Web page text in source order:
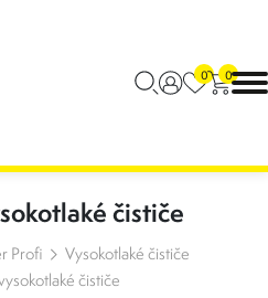
0 0
čističe
Profi
Vysokotlaké čističe
čističe